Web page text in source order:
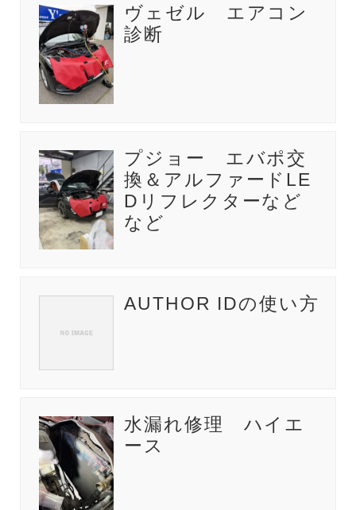
ヴェゼル エアコン
診断
プジョー エバポ交
換＆アルファードLE
Dリフレクターなど
など
AUTHOR IDの使い方
水漏れ修理 ハイエ
ース